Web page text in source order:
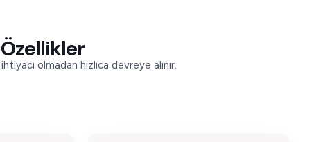
olmadan hızlıca devreye alınır.